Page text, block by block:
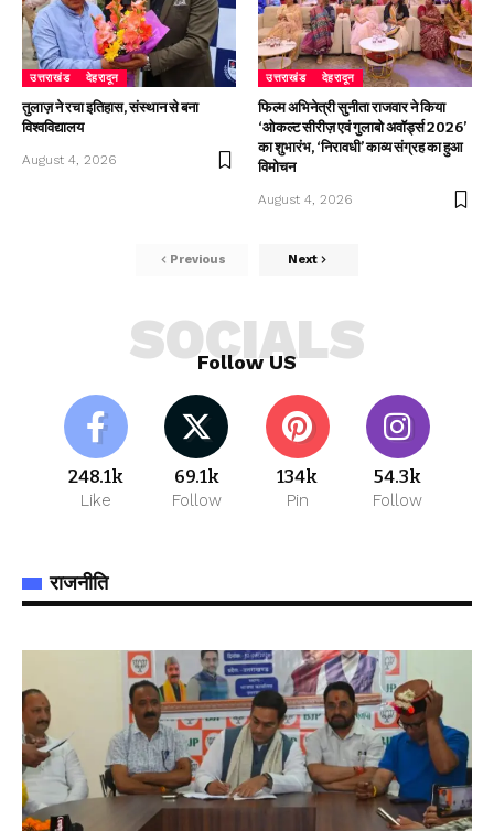
उत्तराखंड देहरादून
तुलाज़ ने रचा इतिहास, संस्थान से बना
विश्वविद्यालय
August 4, 2026
उत्तराखंड देहरादून
फिल्म अभिनेत्री सुनीता राजवार ने किया
‘ओकल्ट सीरीज़ एवं गुलाबो अवॉर्ड्स 2026’
का शुभारंभ, ‘निरावधी’ काव्य संग्रह का हुआ
विमोचन
August 4, 2026
Previous Next
Follow US
SOCIALS
248.1k
Like
69.1k
Follow
134k
Pin
54.3k
Follow
राजनीति